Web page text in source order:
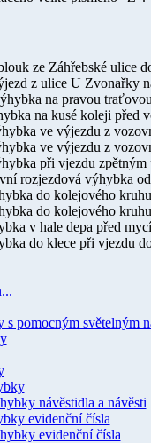
ze Záhřebské ulice
z ulice U Zvonařky
na pravou
na kusé koleji před
ve výjezdu z
ve výjezdu z
při vjezdu
rozjezdová výhybka
do kolejového
do kolejového
v hale depa před
do klece při vjezdu
pomocným světelným
návěstidla a návěsti
evidenční čísla
evidenční čísla